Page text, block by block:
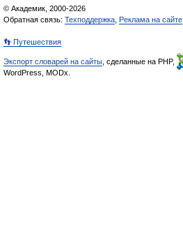
© Академик, 2000-2026
Обратная связь: Техподдержка Реклама на сайте
👣 Путешествия
Экспорт словарей на сайты , сделанные на PHP,
WordPress, MODx.